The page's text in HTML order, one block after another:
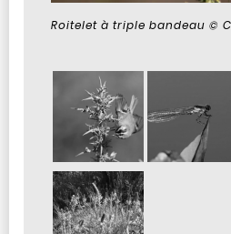
Roitelet à triple bandeau ©